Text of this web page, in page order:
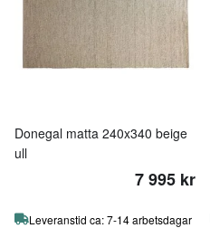
Donegal matta 240x340 beige
ull
7 995 kr
Leveranstid ca: 7-14 arbetsdagar